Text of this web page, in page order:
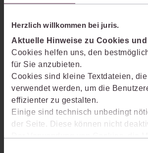
Herzlich willkommen bei juris.
Aktuelle Hinweise zu Cookies
Cookies helfen uns, den
für Sie anzubieten.
Cookies sind kleine Textdateien,
verwendet werden, um die
effizienter zu gestalten.
Einige sind technisch unbedingt
der Seite. Diese können nicht
Der Verwendung von Cookies, die
Erhalten Sie einen Einblick, wie juris das
Möglichkeiten Ihnen das juris Portal bietet
Arbeitsprozesse einfacher und effizienter